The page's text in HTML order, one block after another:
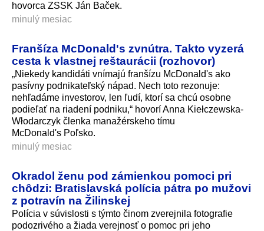
hovorca ZSSK Ján Baček.
minulý mesiac
Franšíza McDonald's zvnútra. Takto vyzerá
cesta k vlastnej reštaurácii (rozhovor)
„Niekedy kandidáti vnímajú franšízu McDonald's ako
pasívny podnikateľský nápad. Nech toto rezonuje:
nehľadáme investorov, len ľudí, ktorí sa chcú osobne
podieľať na riadení podniku,“ hovorí Anna Kiełczewska-
Włodarczyk členka manažérskeho tímu
McDonald's Poľsko.
minulý mesiac
Okradol ženu pod zámienkou pomoci pri
chôdzi: Bratislavská polícia pátra po mužovi
z potravín na Žilinskej
Polícia v súvislosti s týmto činom zverejnila fotografie
podozrivého a žiada verejnosť o pomoc pri jeho